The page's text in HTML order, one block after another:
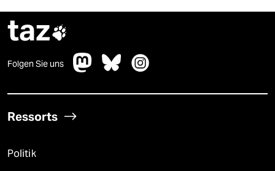
taz
Folgen Sie uns
Ressorts
Politik